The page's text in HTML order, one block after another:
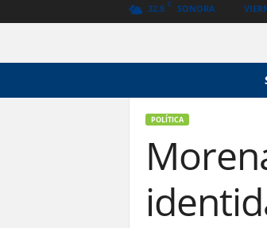
32.9 C SONORA
POLÍTICA